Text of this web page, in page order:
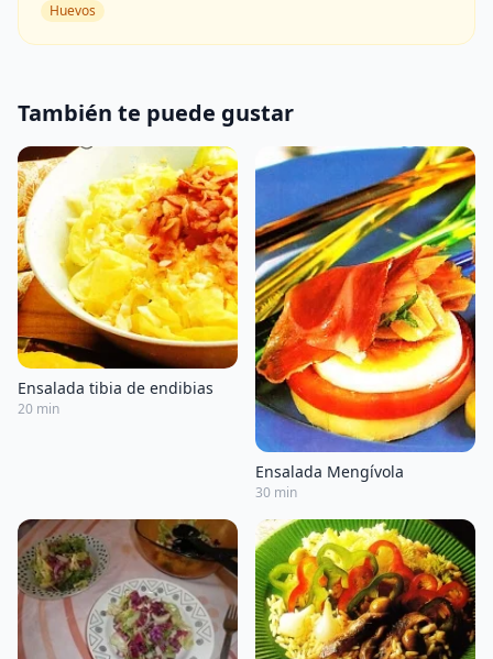
Huevos
También te puede gustar
Ensalada tibia de endibias
20 min
Ensalada Mengívola
30 min